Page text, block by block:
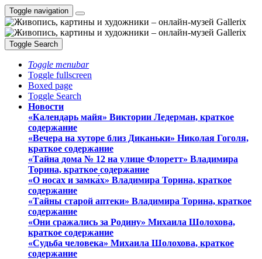
Toggle navigation
Toggle Search
Toggle menubar
Toggle fullscreen
Boxed page
Toggle Search
Новости
«Календарь майя» Виктории Ледерман, краткое
содержание
«Вечера на хуторе близ Диканьки» Николая Гоголя,
краткое содержание
«Тайна дома № 12 на улице Флоретт» Владимира
Торина, краткое содержание
«О носах и замка́х» Владимира Торина, краткое
содержание
«Тайны старой аптеки» Владимира Торина, краткое
содержание
«Они сражались за Родину» Михаила Шолохова,
краткое содержание
«Судьба человека» Михаила Шолохова, краткое
содержание